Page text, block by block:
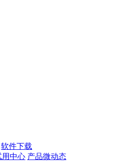
软件下载
用中心 产品微动态